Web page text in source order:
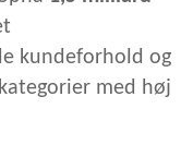
kundeforhold og
med høj